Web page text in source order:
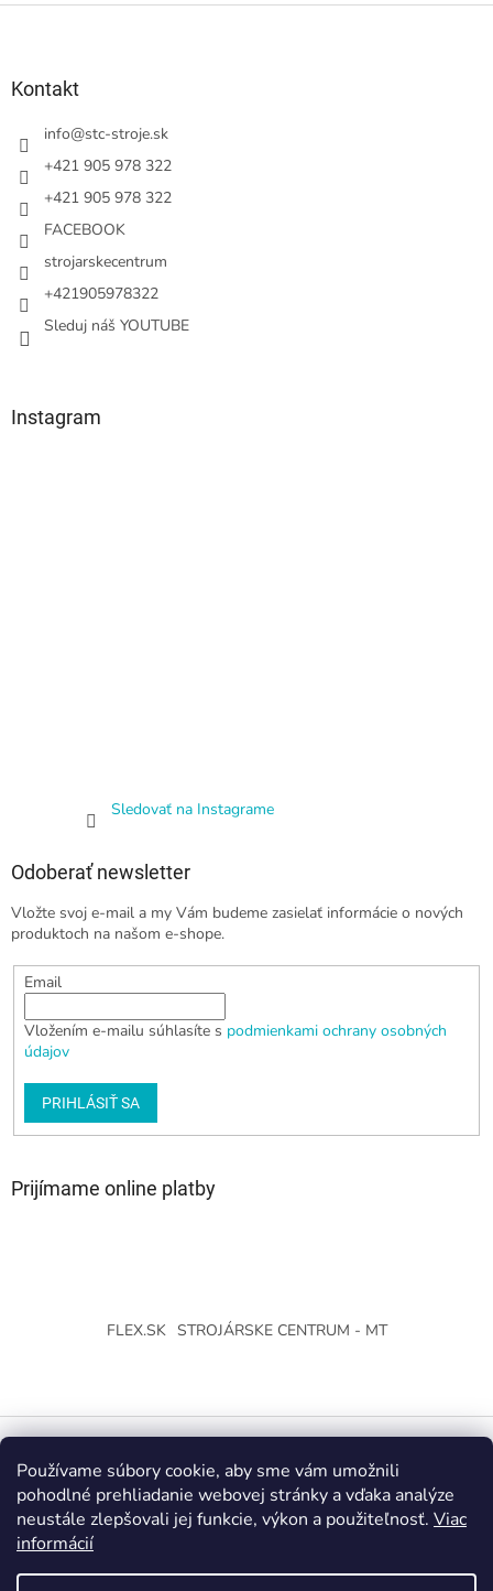
Používame súbory cookie, aby sme vám umožnili
pohodlné prehliadanie webovej stránky a vďaka analýze
neustále zlepšovali jej funkcie, výkon a použiteľnosť. Viac
informácií
Kontakt
info@stc-stroje.sk
+421 905 978 322
+421 905 978 322
FACEBOOK
strojarskecentrum
+421905978322
Sleduj náš YOUTUBE
Instagram
Sledovať na Instagrame
Odoberať newsletter
Vložte svoj e-mail a my Vám budeme zasielať informácie o nových
produktoch na našom e-shope.
Email
Vložením e-mailu súhlasíte s podmienkami ochrany osobných
údajov
PRIHLÁSIŤ SA
Prijímame online platby
FLEX.SK STROJÁRSKE CENTRUM - MT
Vytvoril Shoptet
Copyright 2026